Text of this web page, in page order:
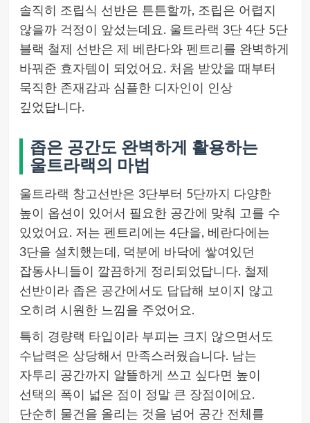
솔직히 조립식 선반은 튼튼할까, 조립은 어렵지
않을까 걱정이 앞섰는데요. 울트라랙 3단 4단 5단
블랙 철제 선반은 제 베란다와 펜트리를 완벽하게
바꿔준 효자템이 되었어요. 처음 받았을 때부터
묵직한 존재감과 심플한 디자인이 인상
깊었답니다.
좁은 공간도 완벽하게 활용하는
울트라랙의 마법
울트라랙 창고선반은 3단부터 5단까지 다양한
높이 옵션이 있어서 필요한 공간에 맞춰 고를 수
있었어요. 저는 펜트리에는 4단을, 베란다에는
3단을 설치했는데, 덕분에 바닥에 쌓여있던
잡동사니들이 깔끔하게 정리되었답니다. 철제
선반이라 좁은 공간에서도 답답해 보이지 않고
오히려 시원한 느낌을 주었어요.
특히 경량랙 타입이라 부피는 크지 않으면서도
수납력은 상당해서 만족스러웠습니다. 남는
자투리 공간까지 알뜰하게 쓰고 싶다면 높이
선택의 폭이 넓은 점이 정말 큰 장점이에요.
단순히 물건을 올리는 것을 넘어 공간 전체를